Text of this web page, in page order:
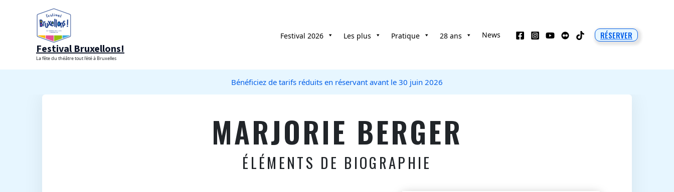
Festival Bruxellons!
La fête du théâtre tout l'été à Bruxelles
Festival 2026 Les plus Pratique 28 ans News RÉSERVER
Bénéficiez de tarifs réduits en réservant avant le 30 juin 2026
MARJORIE BERGER
ÉLÉMENTS DE BIOGRAPHIE